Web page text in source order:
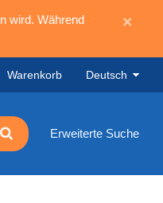
wird. Während
×
Warenkorb Deutsch
Erweiterte Suche